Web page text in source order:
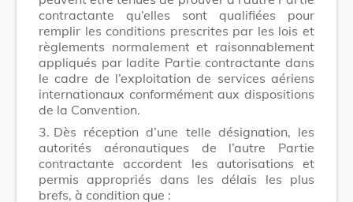
contractante qu’elles sont qualifiées pour
remplir les conditions prescrites par les lois et
règlements normalement et raisonnablement
appliqués par ladite Partie contractante dans
le cadre de l’exploitation de services aériens
internationaux conformément aux dispositions
de la Convention.
3. Dès réception d’une telle désignation, les
autorités aéronautiques de l’autre Partie
contractante accordent les autorisations et
permis appropriés dans les délais les plus
brefs, à condition que :